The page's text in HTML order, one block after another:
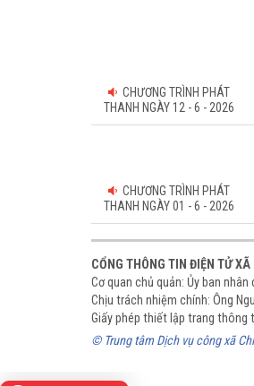
CHƯƠNG TRÌNH PHÁT
THANH NGÀY 12 - 6 - 2026
CHƯƠNG TRÌNH PHÁT
THANH NGÀY 01 - 6 - 2026
CỔNG THÔNG TIN ĐIỆN TỬ
Cơ quan chủ quản: Ủy ban nhân
Chịu trách nhiệm chính: Ông
Giấy phép thiết lập trang thông
© Trung tâm Dịch vụ công xã